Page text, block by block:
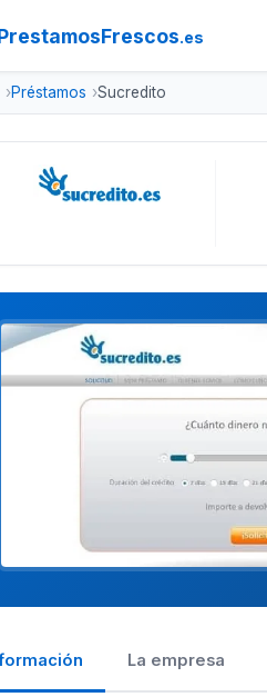
.es
Préstamos Sucredito
La empresa